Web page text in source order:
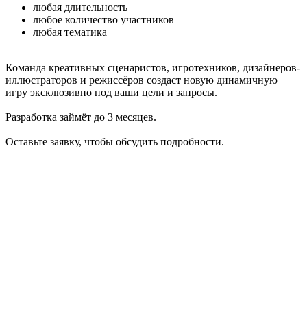
любая длительность
любое количество участников
любая тематика
Команда креативных сценаристов, игротехников, дизайнеров-
иллюстраторов и режиссёров создаст новую динамичную
игру эксклюзивно под ваши цели и запросы.
Разработка займёт до 3 месяцев.
Оставьте заявку, чтобы обсудить подробности.